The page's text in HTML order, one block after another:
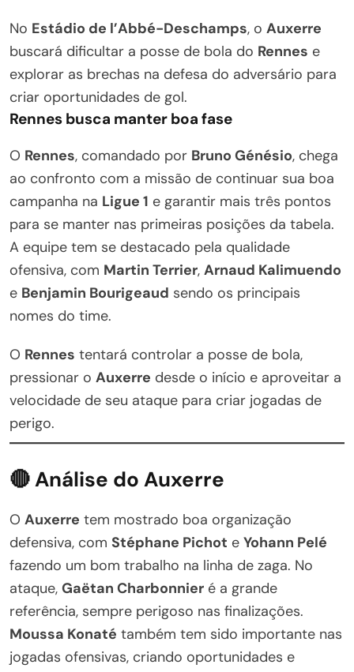
No Estádio de l’Abbé-Deschamps, o Auxerre
buscará dificultar a posse de bola do Rennes e
explorar as brechas na defesa do adversário para
criar oportunidades de gol.
Rennes busca manter boa fase
O Rennes, comandado por Bruno Génésio, chega
ao confronto com a missão de continuar sua boa
campanha na Ligue 1 e garantir mais três pontos
para se manter nas primeiras posições da tabela.
A equipe tem se destacado pela qualidade
ofensiva, com Martin Terrier, Arnaud Kalimuendo
e Benjamin Bourigeaud sendo os principais
nomes do time.
O Rennes tentará controlar a posse de bola,
pressionar o Auxerre desde o início e aproveitar a
velocidade de seu ataque para criar jogadas de
perigo.
🔴 Análise do Auxerre
O Auxerre tem mostrado boa organização
defensiva, com Stéphane Pichot e Yohann Pelé
fazendo um bom trabalho na linha de zaga. No
ataque, Gaëtan Charbonnier é a grande
referência, sempre perigoso nas finalizações.
Moussa Konaté também tem sido importante nas
jogadas ofensivas, criando oportunidades e